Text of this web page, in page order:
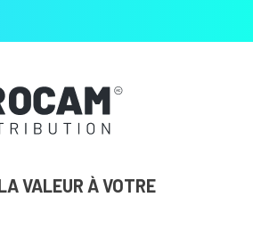
VALEUR À VOTRE